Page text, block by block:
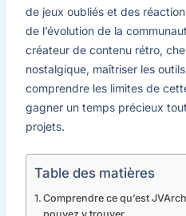
de jeux oubliés et des
de l’évolution de la
créateur de contenu rétro,
nostalgique, maîtriser les
comprendre les limites de
gagner un temps précieux
projets.
Table des matières
Comprendre ce qu’est